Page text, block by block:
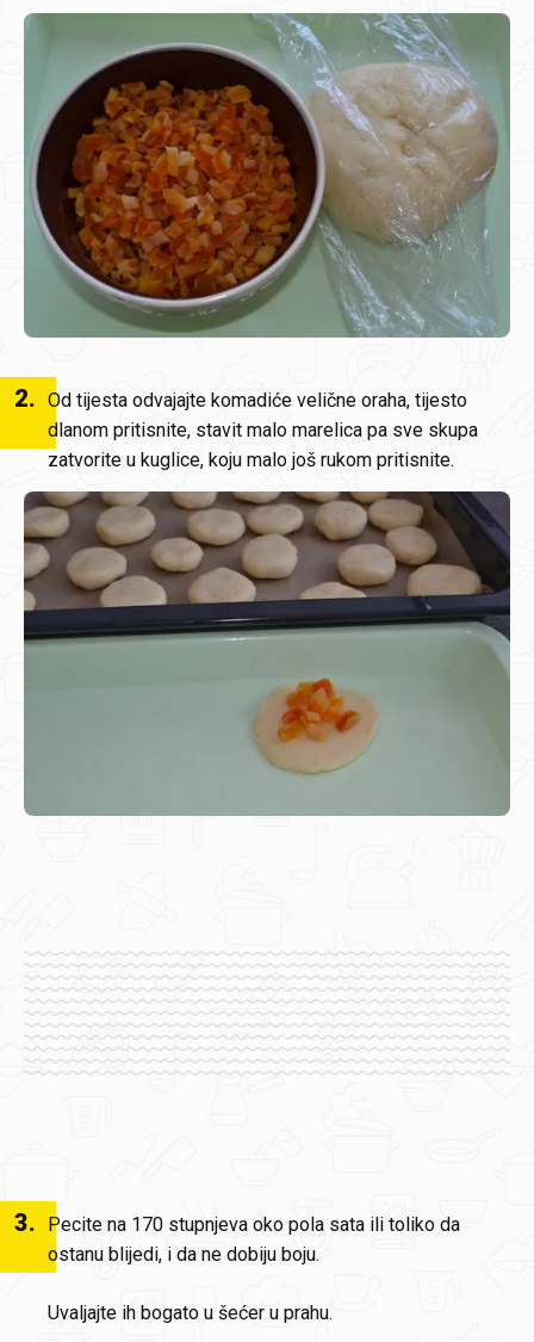
2. Od tijesta odvajajte komadiće velične oraha, tijesto
dlanom pritisnite, stavit malo marelica pa sve skupa
zatvorite u kuglice, koju malo još rukom pritisnite.
3.
Pecite na 170 stupnjeva oko pola sata ili toliko da
ostanu blijedi, i da ne dobiju boju.
Uvaljajte ih bogato u šećer u prahu.